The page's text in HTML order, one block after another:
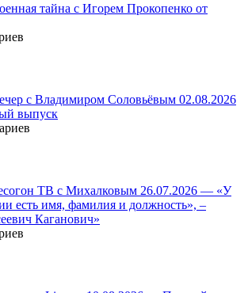
тайна с Игорем Прокопенко от
с Владимиром Соловьёвым 02.08.2026
выпуск
ТВ с Михалковым 26.07.2026 — «У
есть имя, фамилия и должность», –
Каганович»